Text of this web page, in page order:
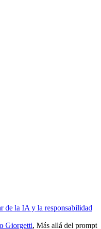
de la IA y la responsabilidad
Giorgetti, Más allá del prompt